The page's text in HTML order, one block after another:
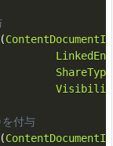
ContentDocumentId
ShareType
付与
ContentDocumentId